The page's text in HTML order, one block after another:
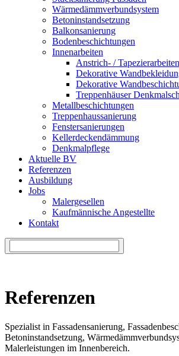
Wärmedämmverbundsystem
Betoninstandsetzung
Balkonsanierung
Bodenbeschichtungen
Innenarbeiten
Anstrich- / Tapezierarbeiten
Dekorative
Dekorative
Treppenhäuser
Metallbeschichtungen
Treppenhaussanierung
Fenstersanierungen
Kellerdeckendämmung
Denkmalpflege
Aktuelle BV
Referenzen
Ausbildung
Jobs
Malergesellen
Kaufmännische Angestellte
Kontakt
Referenzen
Spezialist in Fassadensanierung,
Betoninstandsetzung,
Malerleistungen im Innenbereich.